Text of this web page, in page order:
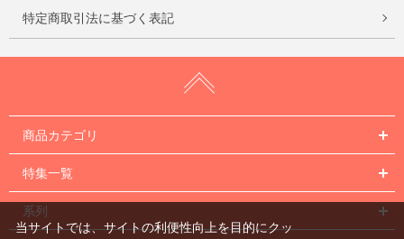
特定商取引法に基づく表記
商品カテゴリ
特集一覧
系列
当サイトでは、サイトの利便性向上を目的にクッ